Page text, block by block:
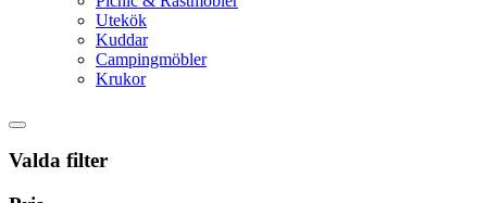
Utekök
Kuddar
Campingmöbler
Krukor
Valda filter